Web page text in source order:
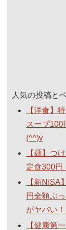
人気の投稿と
【洋食】
スープ
(^^)v
【麺】つ
定食300円
【新
円全額ぶ
がヤバい！
【健康第